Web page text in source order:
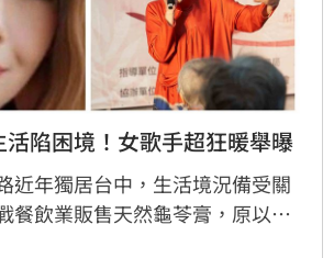
陷困境！女歌手超狂暖舉曝
近年獨居台中，生活境況備受關
餐飲業販售天然龜苓膏，原以為
卻因身體狀況欠佳及腳傷復發，